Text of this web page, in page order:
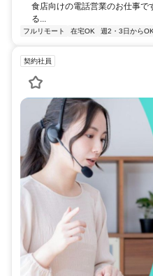
食店向けの電話営業のお仕事で
る...
フルリモート 在宅OK 週2・3日からOK
契約社員